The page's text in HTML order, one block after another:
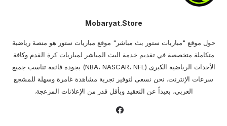
Mobaryat.store
حول موقع "مباريات ستور بث مباشر" موقع مباريات ستور هو منصة رياضية
متكاملة متخصصة في تقديم خدمة البث المباشر لمباريات كرة القدم وكافة
الأحداث الرياضية الكبرى (NBA، NASCAR، NFL) بجودة فائقة تناسب جميع
سرعات الإنترنت. نحن نسعى لتوفير تجربة مشاهدة غامرة وسهلة للمشجع
العربي، بعيداً عن التعقيد وبأقل قدر من الإعلانات المزعجة.